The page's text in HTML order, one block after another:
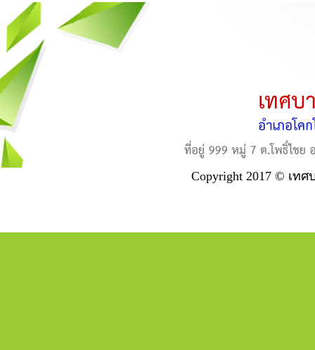
Copyright 2017 © เท